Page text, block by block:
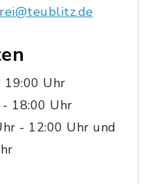
19:00 Uhr
18:00 Uhr
- 12:00 Uhr und